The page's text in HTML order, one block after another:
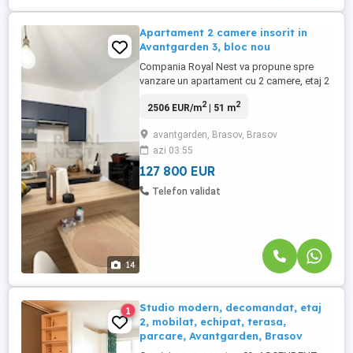
14
Apartament 2 camere insorit in
Avantgarden 3, bloc nou
Compania Royal Nest va propune spre
vanzare un apartament cu 2 camere, etaj 2
Avantgarden 3, faza 5. Imobilul are o
9,1 mp, perfect compartimentat pentru a
oferi spatiul si caldura unui camin veritabil.
Imobilul este dotat ...
2506 EUR/m2| 51 m2
avantgarden, Brasov, Brasov
azi 03:55
127 800 EUR
Telefon validat
1
Studio modern, decomandat, etaj
2, mobilat, echipat, terasa,
parcare, Avantgarden, Brasov